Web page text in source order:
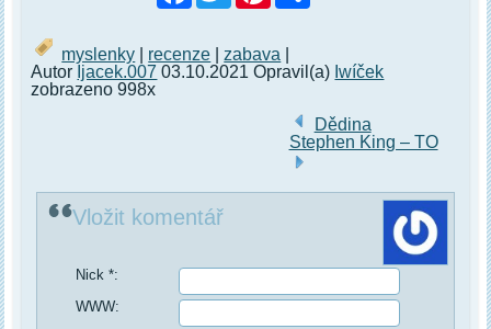
myslenky recenze zabava
Autor Ijacek.007 03.10.2021 Opravil(a) Iwíček
zobrazeno 998x
Dědina
Stephen King – TO
Vložit komentář
Nick *:
WWW: